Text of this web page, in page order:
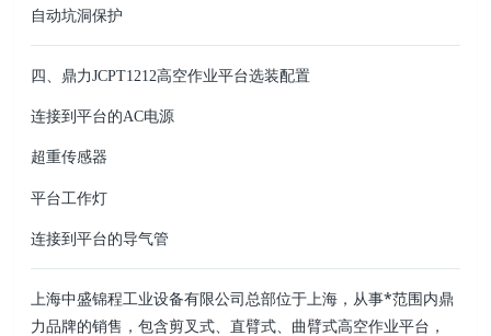
自动坑洞保护
四、鼎力JCPT1212高空作业平台选装配置
连接到平台的AC电源
超重传感器
平台工作灯
连接到平台的导气管
上海中盛锦程工业设备有限公司总部位于上海，从事*范围内鼎
力品牌的销售，包含剪叉式、直臂式、曲臂式高空作业平台，